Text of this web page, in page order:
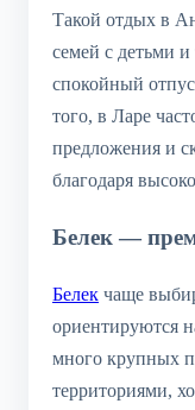
Такой отдых в
семей с детьми и
спокойный
того, в Ларе
предложения и
благодаря
Белек —
Белек чаще
ориентируются
много крупных
территориями,